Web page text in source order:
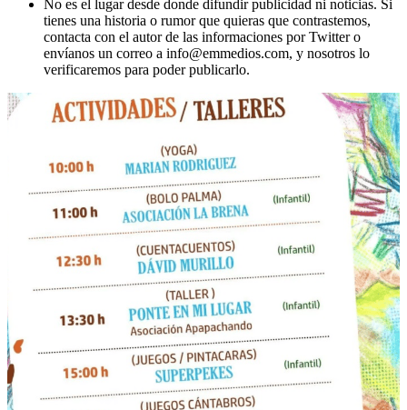
No es el lugar desde donde difundir publicidad ni noticias. Si
tienes una historia o rumor que quieras que contrastemos,
contacta con el autor de las informaciones por Twitter o
envíanos un correo a info@emmedios.com, y nosotros lo
verificaremos para poder publicarlo.